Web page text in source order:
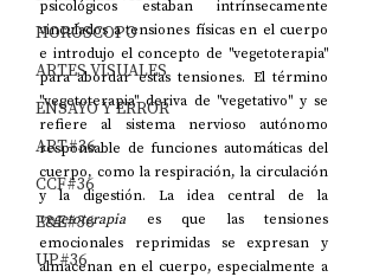
HORÓSCOPO
ARTES VISUALES
ENSAYO Y ERROR
ART#36
CCF#36
E&E#36
UP#36
psicológicos estaban intrínsecamente
vinculados a tensiones físicas en el cuerpo
e introdujo el concepto de "vegetoterapia"
para abordar estas tensiones. El término
"vegetoterapia" deriva de "vegetativo" y se
refiere al sistema nervioso autónomo
responsable de funciones automáticas del
cuerpo, como la respiración, la circulación
vegetoterapia es que las tensiones
emocionales reprimidas se expresan y
almacenan en el cuerpo, especialmente a